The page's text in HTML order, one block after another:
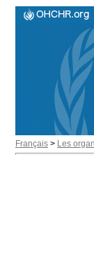
Français > Les